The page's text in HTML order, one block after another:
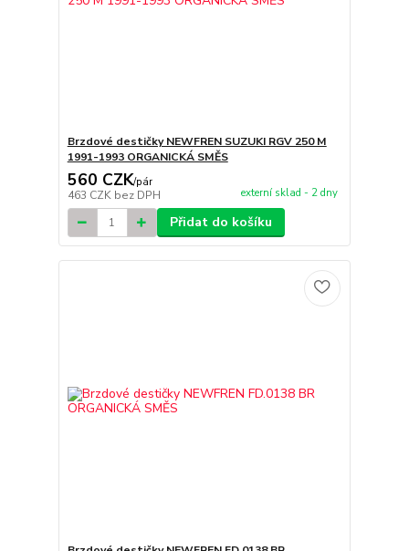
Brzdové destičky NEWFREN SUZUKI RGV 250 M
1991-1993 ORGANICKÁ SMĚS
560 CZK/pár
463 CZK bez DPH externí sklad - 2 dny
Přidat do košíku